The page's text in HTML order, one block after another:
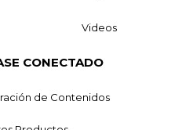
Videos
CONECTADO
de Contenidos